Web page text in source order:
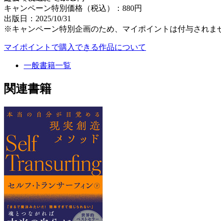
キャンペーン特別価格（税込）：880円
出版日：2025/10/31
※キャンペーン特別企画のため、マイポイントは付与されま
マイポイントで購入できる作品について
一般書籍一覧
関連書籍